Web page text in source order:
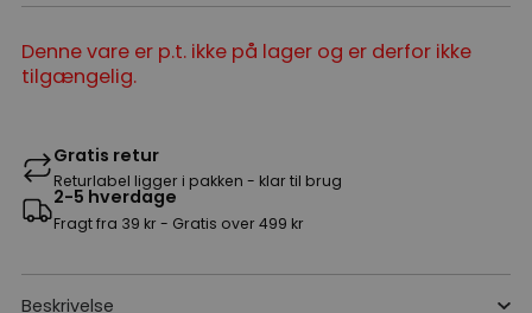
Denne vare er p.t. ikke på lager og er derfor ikke
tilgængelig.
Gratis retur
Returlabel ligger i pakken - klar til brug
2-5 hverdage
Fragt fra 39 kr - Gratis over 499 kr
Beskrivelse